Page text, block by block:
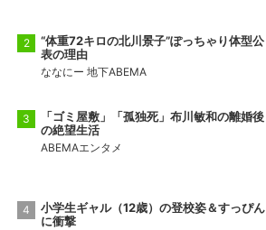
“体重72キロの北川景子”ぽっちゃり体型公
表の理由
ななにー 地下ABEMA
「ゴミ屋敷」「孤独死」布川敏和の離婚後
の絶望生活
ABEMAエンタメ
小学生ギャル（12歳）の登校姿＆すっぴん
に衝撃